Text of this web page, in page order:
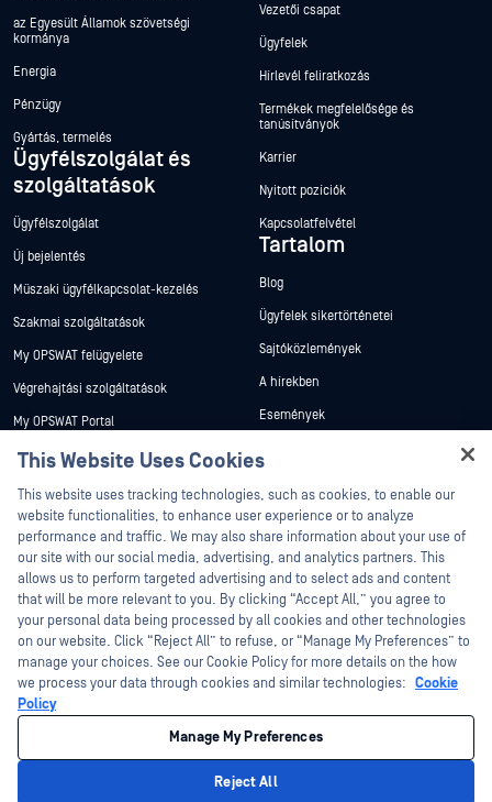
az Egyesült Államok szövetségi
kormánya
Energia
Pénzügy
Gyártás, termelés
Ügyfélszolgálat és
szolgáltatások
Ügyfélszolgálat
Új bejelentés
Műszaki ügyfélkapcsolat-kezelés
Szakmai szolgáltatások
My OPSWAT felügyelete
Végrehajtási szolgáltatások
My OPSWAT Portal
Műszaki dokumentáció
Képzések
Biztonsági sebezhetőségi program
Partnerek
Tanúsítvány
Technológiai partnerek
Channel partner program
Vezetői csapat
Ügyfelek
Hírlevél feliratkozás
Termékek megfelelősége és
tanúsítványok
Karrier
Nyitott pozíciók
Kapcsolatfelvétel
Tartalom
Blog
Ügyfelek sikertörténetei
Sajtóközlemények
A hírekben
Események
Fehér könyvek
©2026 OPSWAT . Minden jog fenntartva. OPSWAT, MetaDefender, Metascan,
MetaAccess, az OPSWAT , Trust no File. Trust No Device., OPSWAT , Protecting the
World's Critical Infrastructure, Deep CDR™ Technology, InQuest, az InQuest logó,
DFI, RetroHunt, Deep File Inspection és Join the Hunt az OPSWAT védjegyei. A
harmadik felek védjegyei a megfelelő tulajdonosok tulajdonát képezik.
Cookie beállítások kezelése
This Website Uses Cookies
This website uses tracking technologies, such as cookies, to enable our
website functionalities, to enhance user experience or to analyze
performance and traffic. We may also share information about your use of
our site with our social media, advertising, and analytics partners. This
allows us to perform targeted advertising and to select ads and content
that will be more relevant to you. By clicking “Accept All,” you agree to
your personal data being processed by all cookies and other technologies
on our website. Click “Reject All” to refuse, or “Manage My Preferences” to
manage your choices. See our Cookie Policy for more details on the how
we process your data through cookies and similar technologies: Cookie
Policy
Manage My Preferences
Reject All
Hey there!
I'm Ozzy, your OPSWAT virtual assistant.
How can I help you secure what's critical
today?